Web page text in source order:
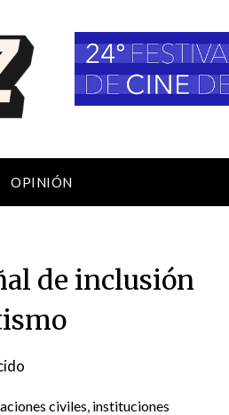
OPINIÓN
de inclusión
civiles, instituciones